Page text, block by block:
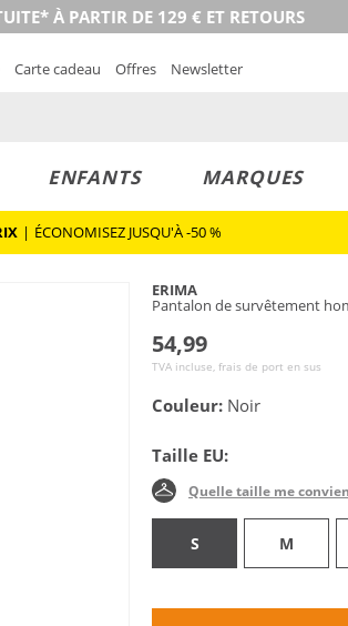
À PARTIR DE 129 € ET RETOURS
Carte cadeau Offres Newsletter
ENFANTS MARQUES
| ÉCONOMISEZ JUSQU'À -50 %
ERIMA
Pantalon de survêtement
54,99
TVA incluse, frais de port en sus
Couleur: Noir
Taille EU:
Quelle taille me
S M